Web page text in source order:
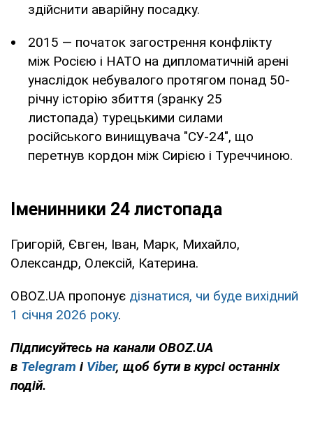
здійснити аварійну посадку.
2015 — початок загострення конфлікту
між Росією і НАТО на дипломатичній арені
унаслідок небувалого протягом понад 50-
річну історію збиття (зранку 25
листопада) турецькими силами
російського винищувача "СУ-24", що
перетнув кордон між Сирією і Туреччиною.
Іменинники 24 листопада
Григорій, Євген, Іван, Марк, Михайло,
Олександр, Олексій, Катерина.
OBOZ.UA пропонує дізнатися, чи буде вихідний
1 січня 2026 року.
Підписуйтесь на канали OBOZ.UA
в Telegram і Viber, щоб бути в курсі останніх
подій.